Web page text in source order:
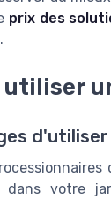
prix des
.
utiliser
dans votre